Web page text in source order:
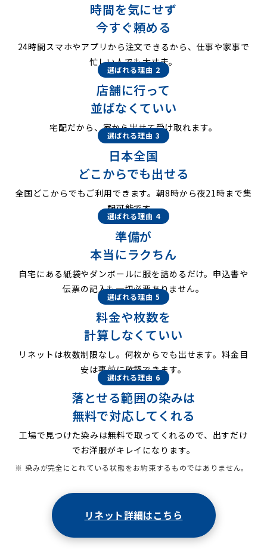
時間を気にせず
今すぐ頼める
24時間スマホやアプリから注文できるから、仕事や家事で
忙しい人でも大丈夫。
選ばれる理由 2
店舗に行って
並ばなくていい
宅配だから、家から出せて受け取れます。
選ばれる理由 3
日本全国
どこからでも出せる
全国どこからでもご利用できます。朝8時から夜21時まで集
配可能です。
選ばれる理由 4
準備が
本当にラクちん
自宅にある紙袋やダンボールに服を詰めるだけ。申込書や
伝票の記入も一切必要ありません。
選ばれる理由 5
料金や枚数を
計算しなくていい
リネットは枚数制限なし。何枚からでも出せます。料金目
安は事前に確認できます。
選ばれる理由 6
落とせる範囲の染みは
無料で対応してくれる
工場で見つけた染みは無料で取ってくれるので、出すだけ
でお洋服がキレイになります。
※ 染みが完全にとれている状態をお約束するものではありません。
リネット詳細はこちら